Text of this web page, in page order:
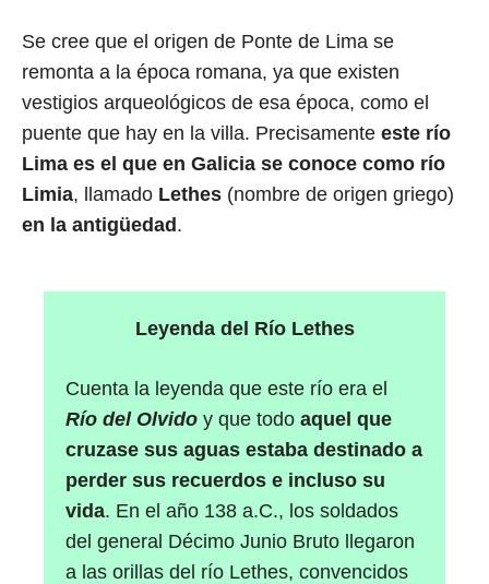
Se cree que el origen de Ponte de Lima se
remonta a la época romana, ya que existen
vestigios arqueológicos de esa época, como el
puente que hay en la villa. Precisamente este río
Lima es el que en Galicia se conoce como río
Limia, llamado Lethes (nombre de origen griego)
en la antigüedad.
Leyenda del Río Lethes
Cuenta la leyenda que este río era el
Río del Olvido y que todo aquel que
cruzase sus aguas estaba destinado a
perder sus recuerdos e incluso su
vida. En el año 138 a.C., los soldados
del general Décimo Junio Bruto llegaron
a las orillas del río Lethes, convencidos